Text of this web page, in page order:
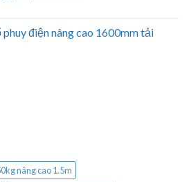
phuy điện nâng cao 1600mm tải
nâng cao 1.5m